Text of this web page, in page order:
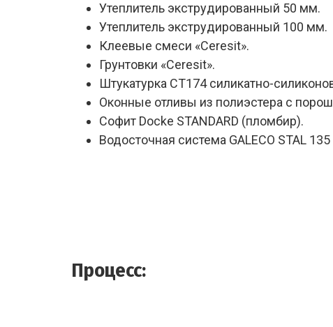
Утеплитель экструдированный 50 мм.
Утеплитель экструдированный 100 мм.
Клеевые смеси «Ceresit».
Грунтовки «Ceresit».
Штукатурка СТ174 силикатно-
Оконные отливы из полиэстера с
Софит Docke STANDARD (пломбир).
Водосточная система GALECO STAL
Процесс: